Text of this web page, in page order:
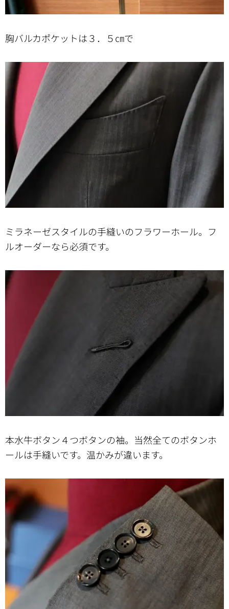
胸バルカポケットは３．５㎝で
ミラネーゼスタイルの手縫いのフラワーホール。フ
ルオーダーなら必須です。
本水牛ボタン４つボタンの袖。当然全てのボタンホ
ールは手縫いです。温かみが違います。